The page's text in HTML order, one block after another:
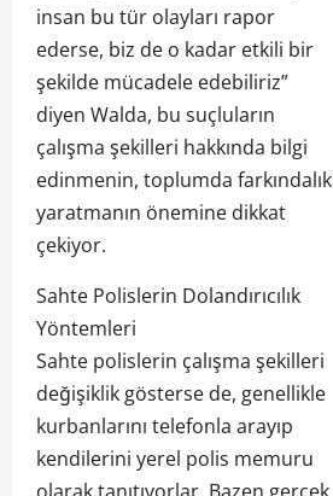
insan bu tür olayları rapor
ederse, biz de o kadar etkili bir
şekilde mücadele edebiliriz”
diyen Walda, bu suçluların
çalışma şekilleri hakkında bilgi
edinmenin, toplumda farkındalık
yaratmanın önemine dikkat
çekiyor.
Sahte Polislerin Dolandırıcılık
Yöntemleri
Sahte polislerin çalışma şekilleri
değişiklik gösterse de, genellikle
kurbanlarını telefonla arayıp
kendilerini yerel polis memuru